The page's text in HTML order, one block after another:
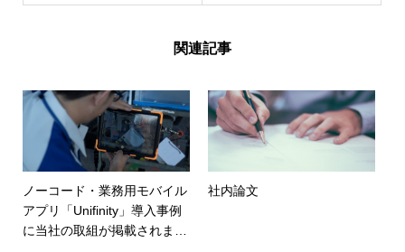
関連記事
ノーコード・業務用モバイル
アプリ「Unifinity」導入事例
に当社の取組が掲載されまし
社内論文